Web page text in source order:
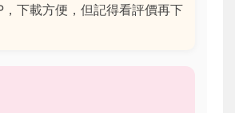
，下載方便，但記得看評價再下